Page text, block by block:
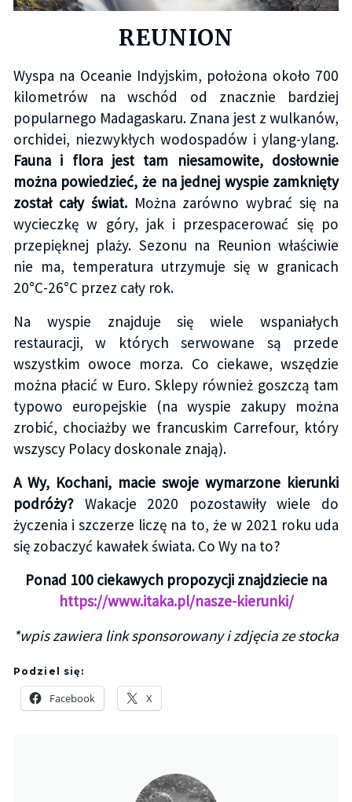
REUNION
Wyspa na Oceanie Indyjskim, położona około 700
kilometrów na wschód od znacznie bardziej
popularnego Madagaskaru. Znana jest z wulkanów,
orchidei, niezwykłych wodospadów i ylang-ylang.
Fauna i flora jest tam niesamowite, dosłownie
można powiedzieć, że na jednej wyspie zamknięty
został cały świat.Można zarówno wybrać się na
wycieczkę w góry, jak i przespacerować się po
przepięknej plaży. Sezonu na Reunion właściwie
nie ma, temperatura utrzymuje się w granicach
20°C-26°C przez cały rok.
Na wyspie znajduje się wiele wspaniałych
restauracji, w których serwowane są przede
wszystkim owoce morza. Co ciekawe, wszędzie
można płacić w Euro. Sklepy również goszczą tam
typowo europejskie (na wyspie zakupy można
zrobić, chociażby we francuskim Carrefour, który
wszyscy Polacy doskonale znają).
A Wy, Kochani, macie swoje wymarzone kierunki
podróży?Wakacje 2020 pozostawiły wiele do
życzenia i szczerze liczę na to, że w 2021 roku uda
się zobaczyć kawałek świata. Co Wy na to?
Ponad 100 ciekawych propozycji znajdziecie na
https://www.itaka.pl/nasze-kierunki/
*wpis zawiera link sponsorowany i zdjęcia ze stocka
Podziel się:
Facebook X